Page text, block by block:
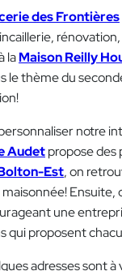
des Frontières
laMaison Reilly
thème du
notre
Audetpropose des
Est, on
Ensuite,
une
proposent
adresses sont